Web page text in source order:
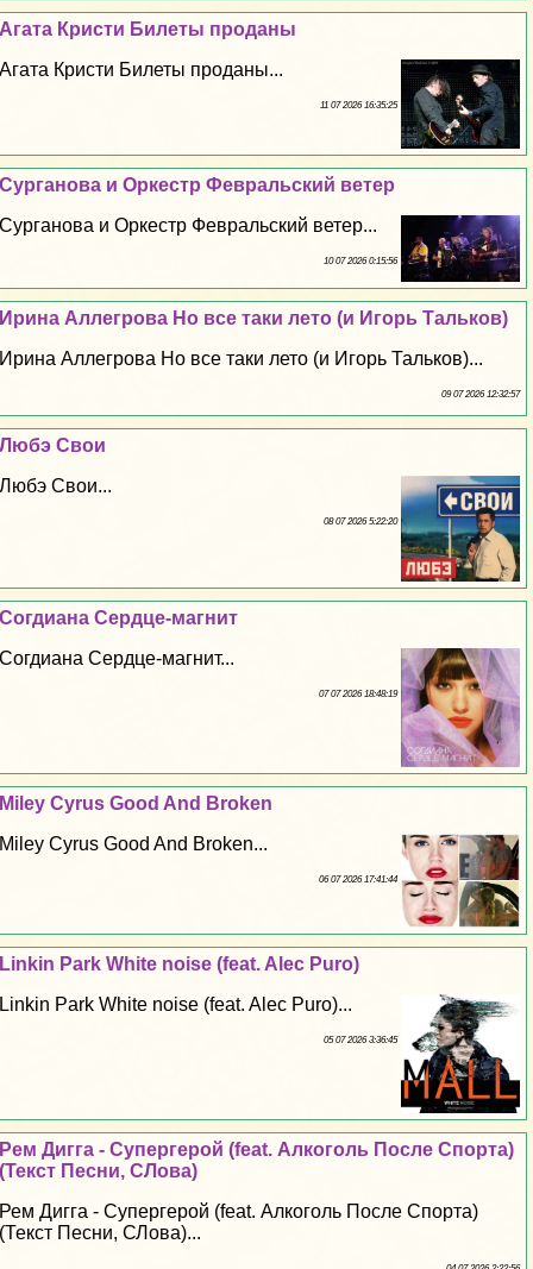
Агата Кристи Билеты проданы
Агата Кристи Билеты проданы...
11 07 2026 16:35:25
Сурганова и Оркестр Февральский ветер
Сурганова и Оркестр Февральский ветер...
10 07 2026 0:15:56
Ирина Аллегрова Но все таки лето (и Игорь Тальков)
Ирина Аллегрова Но все таки лето (и Игорь Тальков)...
09 07 2026 12:32:57
Любэ Свои
Любэ Свои...
08 07 2026 5:22:20
Согдиана Сердце-магнит
Согдиана Сердце-магнит...
07 07 2026 18:48:19
Miley Cyrus Good And Broken
Miley Cyrus Good And Broken...
06 07 2026 17:41:44
Linkin Park White noise (feat. Alec Puro)
Linkin Park White noise (feat. Alec Puro)...
05 07 2026 3:36:45
Рем Дигга - Супергерой (feat. Алкоголь После Спорта)
(Текст Песни, СЛова)
Рем Дигга - Супергерой (feat. Алкоголь После Спорта)
(Текст Песни, СЛова)...